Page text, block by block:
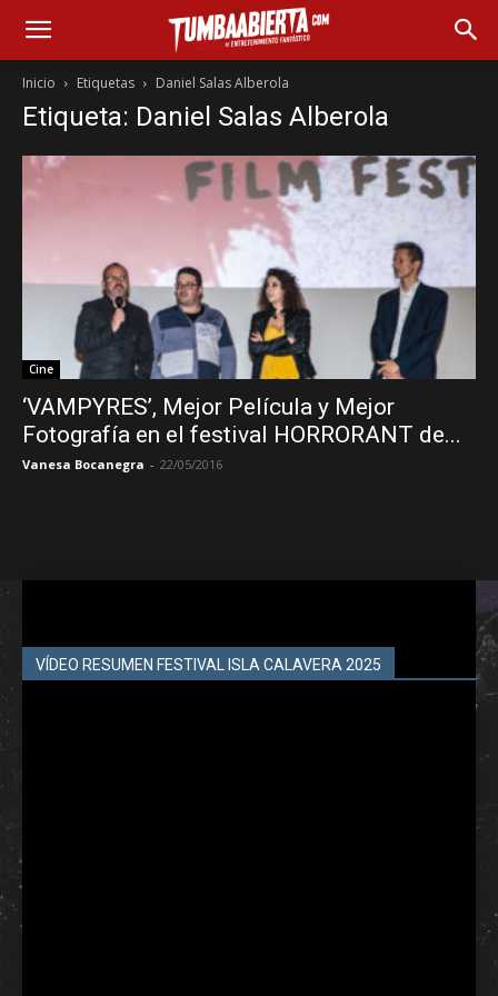
Inicio Etiquetas Daniel Salas Alberola
Etiqueta: Daniel Salas Alberola
Cine
‘VAMPYRES’, Mejor Película y Mejor
Fotografía en el festival HORRORANT de...
Vanesa Bocanegra - 22/05/2016
VÍDEO RESUMEN FESTIVAL ISLA CALAVERA 2025